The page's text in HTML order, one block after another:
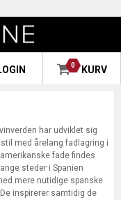
0 KURV
har udviklet sig
med årelang fadlagring i
fade findes
steder i Spanien
mere nutidige spanske
inspirerer samtidig de